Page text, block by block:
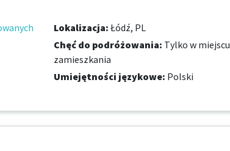
Lokalizacja: Łódź, PL
Chęć do podróżowania: Tylko w miejscu
zamieszkania
Umiejętności językowe: Polski